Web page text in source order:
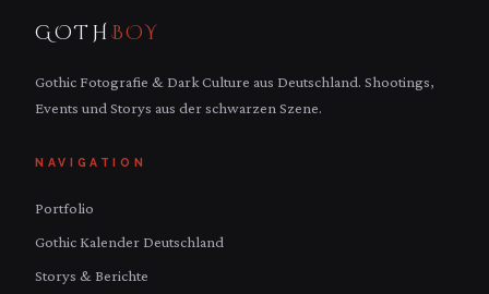
GOTH BOY
Gothic Fotografie & Dark Culture aus Deutschland. Shootings,
Events und Storys aus der schwarzen Szene.
NAVIGATION
Portfolio
Gothic Kalender Deutschland
Storys & Berichte